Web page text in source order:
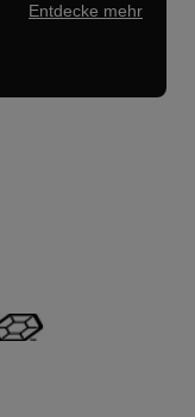
Entdecke mehr